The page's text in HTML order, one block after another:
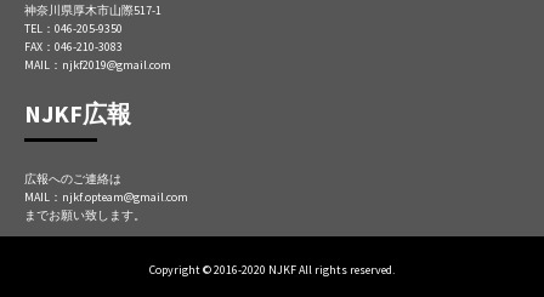
神奈川県厚木市山際517-1
TEL：046-205-9350
FAX：046-210-3083
MAIL：njkf2019@gmail.com
NJKF広報
広報へのご連絡は
MAIL：njkf.opteam@gmail.com
までお願い致します。
Copyright © 2016-2020 NJKF All rights reserved.